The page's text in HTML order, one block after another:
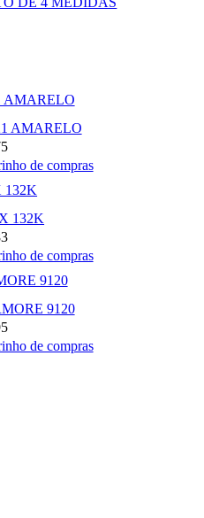
AMARELO
132K
9120